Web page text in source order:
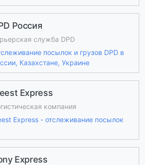
Россия
служба DPD
посылок и грузов DPD в
Казахстане, Украине
Express
компания
Express - отслеживание посылок
Express